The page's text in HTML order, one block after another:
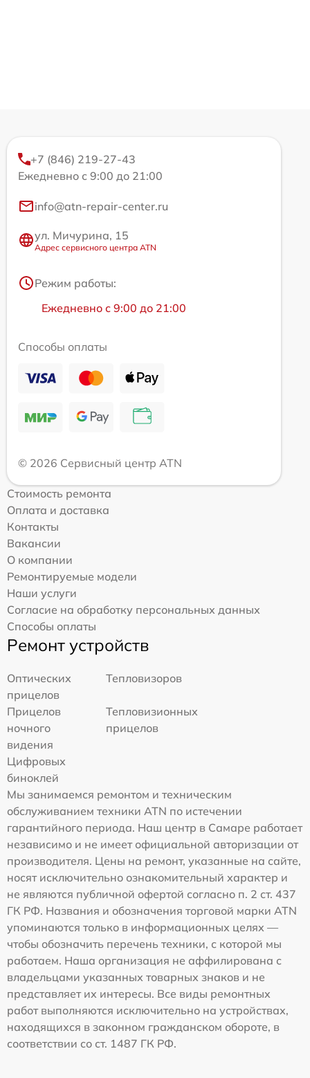
+7 (846) 219-27-43
Ежедневно с 9:00 до 21:00
info@atn-repair-center.ru
ул. Мичурина, 15
Адрес сервисного центра ATN
Режим работы:
Ежедневно с 9:00 до 21:00
Способы оплаты
© 2026 Сервисный центр ATN
Стоимость ремонта
Оплата и доставка
Контакты
Вакансии
О компании
Ремонтируемые модели
Наши услуги
Согласие на обработку персональных данных
Способы оплаты
Ремонт устройств
Оптических
прицелов
Тепловизоров
Прицелов
ночного
видения
Тепловизионных
прицелов
Цифровых
биноклей
Мы занимаемся ремонтом и техническим
обслуживанием техники ATN по истечении
гарантийного периода. Наш центр в Самаре работает
независимо и не имеет официальной авторизации от
производителя. Цены на ремонт, указанные на сайте,
носят исключительно ознакомительный характер и
не являются публичной офертой согласно п. 2 ст. 437
ГК РФ. Названия и обозначения торговой марки ATN
упоминаются только в информационных целях —
чтобы обозначить перечень техники, с которой мы
работаем. Наша организация не аффилирована с
владельцами указанных товарных знаков и не
представляет их интересы. Все виды ремонтных
работ выполняются исключительно на устройствах,
находящихся в законном гражданском обороте, в
соответствии со ст. 1487 ГК РФ.